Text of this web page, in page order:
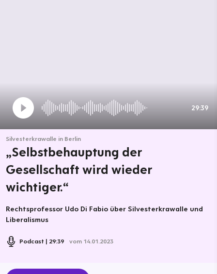
29:39
Silvesterkrawalle in Berlin
„Selbstbehauptung der
Gesellschaft wird wieder
wichtiger.“
Rechtsprofessor Udo Di Fabio über Silvesterkrawalle und
Liberalismus
Podcast 29:39 vom 14.01.2023